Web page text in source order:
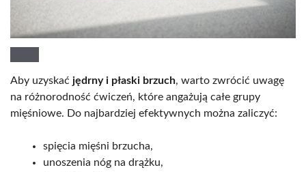
Aby uzyskać jędrny i płaski brzuch, warto zwrócić uwagę
na różnorodność ćwiczeń, które angażują całe grupy
mięśniowe. Do najbardziej efektywnych można zaliczyć:
spięcia mięśni brzucha,
unoszenia nóg na drążku,